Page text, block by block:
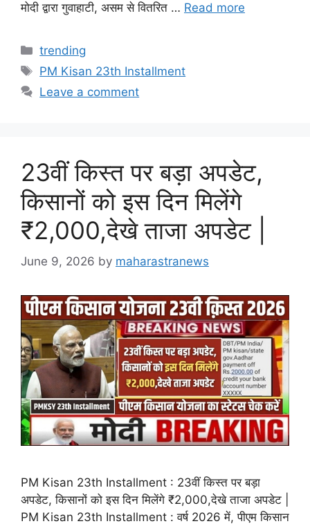
मोदी द्वारा गुवाहाटी, असम से वितरित … Read more
Categories
trending
Tags
PM Kisan 23th Installment
Leave a comment
23वीं किस्त पर बड़ा अपडेट,
किसानों को इस दिन मिलेंगे
₹2,000,देखे ताजा अपडेट |
June 9, 2026 by maharastranews
PM Kisan 23th Installment : 23वीं किस्त पर बड़ा
अपडेट, किसानों को इस दिन मिलेंगे ₹2,000,देखे ताजा अपडेट |
PM Kisan 23th Installment : वर्ष 2026 में, पीएम किसान